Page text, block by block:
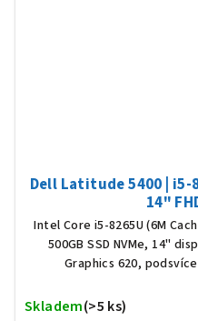
Dell Latitude 5400 | i5-
14"
Intel Core i5-8265U (6M
500GB SSD NVMe, 14"
Graphics 620,
Skladem(>5 ks)